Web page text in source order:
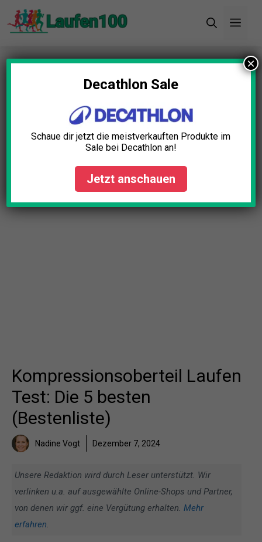
Zum
Inhalt
Startseite»Blog»Kompressionsoberteil Laufen
Test: Die 5 besten (Bestenliste)
Kompressionsoberteil Laufen
Test: Die 5 besten
(Bestenliste)
Nadine Vogt Dezember 7, 2024
Unsere Redaktion wird durch Leser unterstützt. Wir
verlinken u.a. auf ausgewählte Online-Shops und Partner,
von denen wir ggf. eine Vergütung erhalten. Mehr
erfahren.
Decathlon Sale
Schaue dir jetzt die meistverkauften Produkte im
Sale bei Decathlon an!
Jetzt anschauen
×